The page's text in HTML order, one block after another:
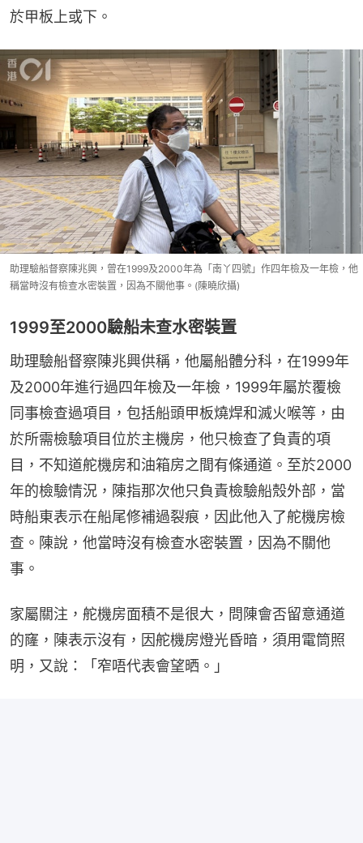
於甲板上或下。
助理驗船督察陳兆興，曾在1999及2000年為「南丫四號」作四年檢及一年檢，他
稱當時沒有檢查水密裝置，因為不關他事。(陳曉欣攝)
1999至2000驗船未查水密裝置
助理驗船督察陳兆興供稱，他屬船體分科，在1999年
及2000年進行過四年檢及一年檢，1999年屬於覆檢
同事檢查過項目，包括船頭甲板燒焊和滅火喉等，由
於所需檢驗項目位於主機房，他只檢查了負責的項
目，不知道舵機房和油箱房之間有條通道。至於2000
年的檢驗情況，陳指那次他只負責檢驗船殼外部，當
時船東表示在船尾修補過裂痕，因此他入了舵機房檢
查。陳說，他當時沒有檢查水密裝置，因為不關他
事。
家屬關注，舵機房面積不是很大，問陳會否留意通道
的窿，陳表示沒有，因舵機房燈光昏暗，須用電筒照
明，又說：「窄唔代表會望晒。」